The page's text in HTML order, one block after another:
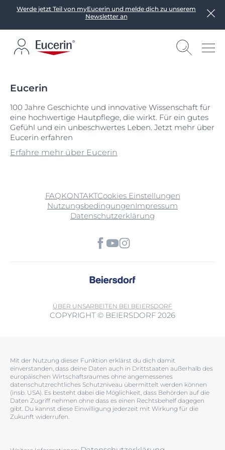
Werde jetzt Teil von myEucerin und melde dich zu unserem
Newsletter an
Eucerin
100 Jahre Geschichte und innovative Wissenschaft für
eine hochwertige Hautpflege, die wirkt. Für ein gutes
Gefühl und ein unbeschwertes Leben. Jetzt mehr über
Eucerin erfahren
Erfahre mehr über Eucerin
FAQKONTAKTCookies Einstellungen
NutzungsbedingungenImpressum
Datenschutzerklärung
ÜBER UNSARBEITEN BEI BEIERSDORF
COPYRIGHT © BEIERSDORF 2026
Mit der Nutzung dieser Funktion erklärst du dich damit
einverstanden, dass deine Daten auch in Drittstaaten außerhalb des
europäischen Wirtschaftsraumes ohne angemessenes
datenschutzrechtliches Schutzniveau übermittelt werden können
(insb. USA). Es besteht dabei die Möglichkeit, dass Behörden auf die
Daten Zugriff nehmen ohne dass es einen Rechtsbehelf dagegen
gibt. Du kannst diese Einwilligung jederzeit mit Wirkung für die
Zukunft widerrufen.